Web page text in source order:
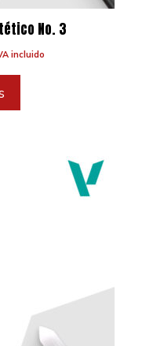
No. 3
incluido